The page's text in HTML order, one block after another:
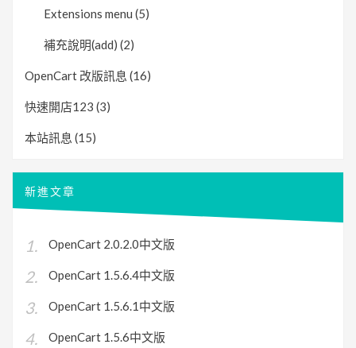
Extensions menu (5)
補充說明(add) (2)
OpenCart 改版訊息 (16)
快速開店123 (3)
本站訊息 (15)
新進文章
OpenCart 2.0.2.0中文版
OpenCart 1.5.6.4中文版
OpenCart 1.5.6.1中文版
OpenCart 1.5.6中文版